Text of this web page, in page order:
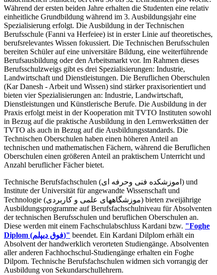
Während der ersten beiden Jahre erhalten die Studenten eine relativ
einheitliche Grundbildung während im 3. Ausbildungsjahr eine
Spezialisierung erfolgt. Die Ausbildung in der Technischen
Berufsschule (Fanni va Herfeiee) ist in erster Linie auf theoretisches,
berufsrelevantes Wissen fokussiert. Die Technischen Berufsschulen
bereiten Schüler auf eine universitäre Bildung, eine weiterführende
Berufsausbildung oder den Arbeitsmarkt vor. Im Rahmen dieses
Berufsschulzweigs gibt es drei Spezialisierungen: Industrie,
Landwirtschaft und Dienstleistungen. Die Beruflichen Oberschulen
(Kar Danesh - Arbeit und Wissen) sind stärker praxisorientiert und
bieten vier Spezialisierungen an: Industrie, Landwirtschaft,
Dienstleistungen und Künstlerische Berufe. Die Ausbildung in der
Praxis erfolgt meist in der Kooperation mit TVTO Instituten sowohl
in Bezug auf die praktische Ausbildung in den Lernwerkstätten der
TVTO als auch in Bezug auf die Ausbildungsstandards. Die
Technischen Oberschulen haben einen höheren Anteil an
technischen und mathematischen Fächern, während die Beruflichen
Oberschulen einen größeren Anteil an praktischem Unterricht und
Anzahl beruflicher Fächer bietet.
Technische Berufsfachschulen (اموزشکده فنی وحرفه ای) und
Institute der Universität für angewandte Wissenschaft und
Technologie (موزشگاههای علمی و کاربردی) bieten zweijährige
Ausbildungsprogramme auf Berufsfachschulniveau für Absolventen
der technischen Berufsschulen und beruflichen Oberschulen an.
Diese werden mit einem Fachschulabschluss Kardani bzw. "Foghe
Diplom (فوق دیپلم)" beendet. Ein Kardani Dilplom erhält ein
Absolvent der handwerklich verorteten Studiengänge. Absolventen
aller anderen Fachhochschul-Studiengänge erhalten ein Foghe
Dilpom. Technische Berufsfachschulen widmen sich vorrangig der
Ausbildung von Sekundarschullehrern.